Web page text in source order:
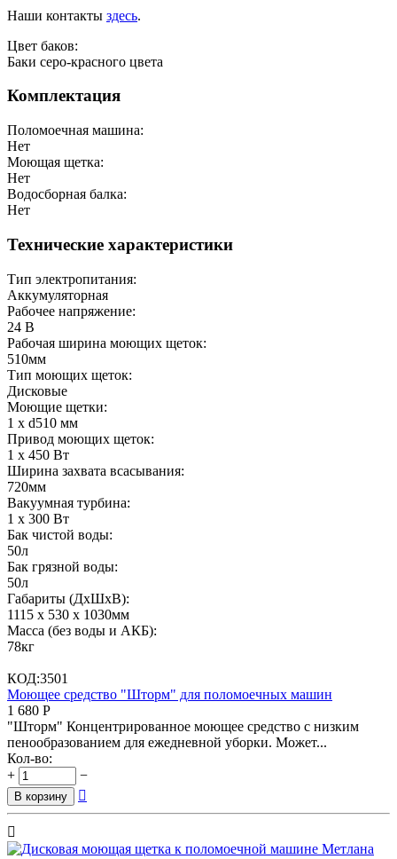
Наши контакты здесь.
Цвет баков:
Баки серо-красного цвета
Комплектация
Поломоечная машина:
Нет
Моющая щетка:
Нет
Водосборная балка:
Нет
Технические характеристики
Тип электропитания:
Аккумуляторная
Рабочее напряжение:
24 В
Рабочая ширина моющих щеток:
510мм
Тип моющих щеток:
Дисковые
Моющие щетки:
1 х d510 мм
Привод моющих щеток:
1 х 450 Вт
Ширина захвата всасывания:
720мм
Вакуумная турбина:
1 х 300 Вт
Бак чистой воды:
50л
Бак грязной воды:
50л
Габариты (ДхШхВ):
1115 х 530 х 1030мм
Масса (без воды и АКБ):
78кг
КОД:3501
Моющее средство "Шторм" для поломоечных машин
1 680 Р
"Шторм" Концентрированное моющее средство с низким
пенообразованием для ежедневной уборки. Может...
Кол-во:
+
−
В корзину 
